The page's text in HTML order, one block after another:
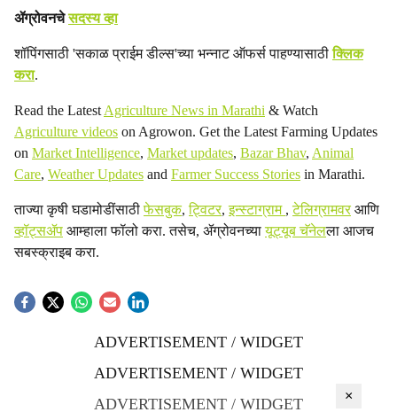
ॲग्रोवनचेसदस्य व्हा
शॉपिंगसाठी 'सकाळ प्राईम डील्स'च्या भन्नाट ऑफर्स पाहण्यासाठीक्लिक
करा.
Read the Latest Agriculture News in Marathi & Watch
Agriculture videos on Agrowon. Get the Latest Farming Updates
on Market Intelligence, Market updates, Bazar Bhav, Animal
Care, Weather Updates and Farmer Success Stories in Marathi.
ताज्या कृषी घडामोडींसाठीफेसबुक,ट्विटर,इन्स्टाग्राम ,टेलिग्रामवरआणि
व्हॉट्सॲप आम्हाला फॉलो करा. तसेच, ॲग्रोवनच्यायूट्यूब चॅनेलला आजच
सबस्क्राइब करा.
ADVERTISEMENT / WIDGET
ADVERTISEMENT / WIDGET
ADVERTISEMENT / WIDGET
×